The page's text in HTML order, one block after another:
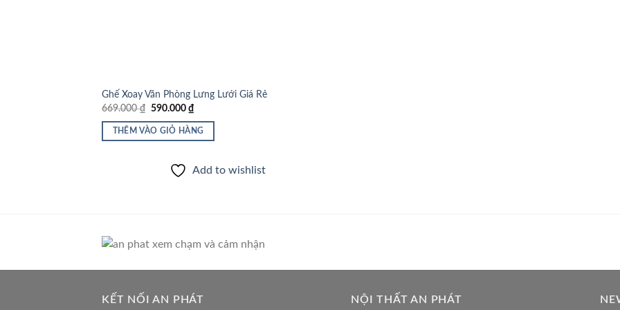
Ghế Xoay Văn Phòng Lưng Lưới Giá Rẻ
669.000₫
Giá
là:
669.000 ₫.
590.000₫
tại
là:
THÊM VÀO GIỎ HÀNG
Add to wishlist
KẾT NỐI AN PHÁT NỘI THẤT AN PHÁT